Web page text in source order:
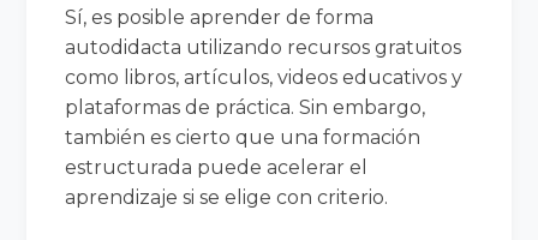
Sí, es posible aprender de forma
autodidacta utilizando recursos gratuitos
como libros, artículos, videos educativos y
plataformas de práctica. Sin embargo,
también es cierto que una formación
estructurada puede acelerar el
aprendizaje si se elige con criterio.